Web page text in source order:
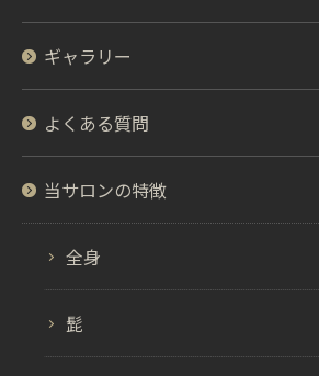
ギャラリー
よくある質問
当サロンの特徴
全身
髭